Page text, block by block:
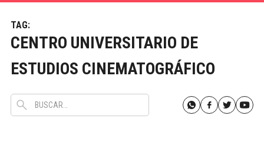
TAG:
CENTRO UNIVERSITARIO DE
ESTUDIOS CINEMATOGRÁFICO